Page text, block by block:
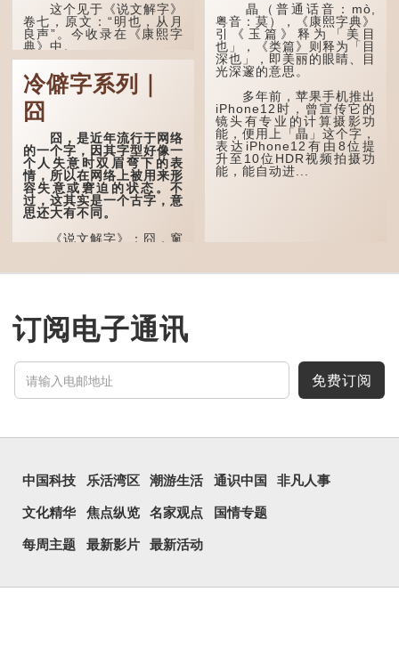
这个见于《说文解字》
卷七，原文：“明也，从月
良声”。今收录在《康熙字
典》中。
这个字，用法颇多。
“朤朤干坤，舍我其
谁。”干坤是《周易》中的
两个卦名，这里指天地、宇
宙等，形容政治清明，天下
太平！
“天空朤朤，任鸟儿高
飞。”也是指天清气明，鸟
儿可高飞。
“朤朤脆脆”就是形容办
事爽快干脆。我...
冷僻字系列｜
囧
囧，是近年流行于网络
的一个字，因其字型好像一
个人失意时双眉弯下的表
情，所以在网络上被用来形
容失意或窘迫的状态。不
过，这其实是一个古字，意
思还大有不同。
《说文解字》：囧，窻
「囱」一样都是「窗」的象
示在囧地种黍。
这个古字十分少用，直
行表情符号，这个字也被网
民当做表情符号来用。
囧字的「八」像一对委
瞐（普通话音：mò,
粤音：莫），《康熙字典》
引《玉篇》释为「美目
也」，《类篇》则释为「目
深也」，即美丽的眼睛、目
光深邃的意思。
多年前，苹果手机推出
iPhone12时，曾宣传它的
镜头有专业的计算摄影功
能，便用上「瞐」这个字，
表达iPhone12有由8位提
升至10位HDR视频拍摄功
能，能自动进...
订阅电子通讯
免费订阅
中国科技 乐活湾区 潮游生活 通识中国 非凡人事
文化精华 焦点纵览 名家观点 国情专题
每周主题 最新影片 最新活动